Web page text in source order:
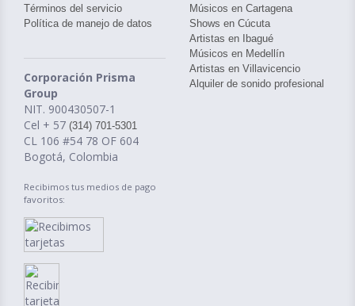
Términos del servicio
Política de manejo de datos
Corporación Prisma
Group
NIT. 900430507-1
Cel + 57 (314) 701-5301
CL 106 #54 78 OF 604
Bogotá, Colombia
Recibimos tus medios de pago
favoritos:
Músicos en Cartagena
Shows en Cúcuta
Artistas en Ibagué
Músicos en Medellín
Artistas en Villavicencio
Alquiler de sonido profesional